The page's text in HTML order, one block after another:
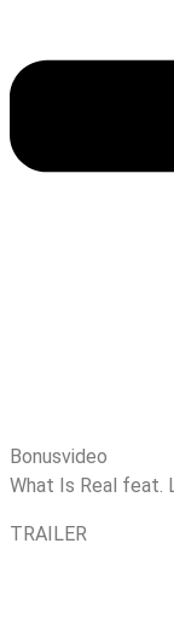
Bonusvideo
What Is Real feat.
TRAILER